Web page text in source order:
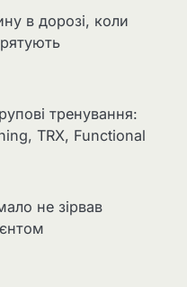
в дорозі, коли
тренування:
TRX, Functional
не зірвав